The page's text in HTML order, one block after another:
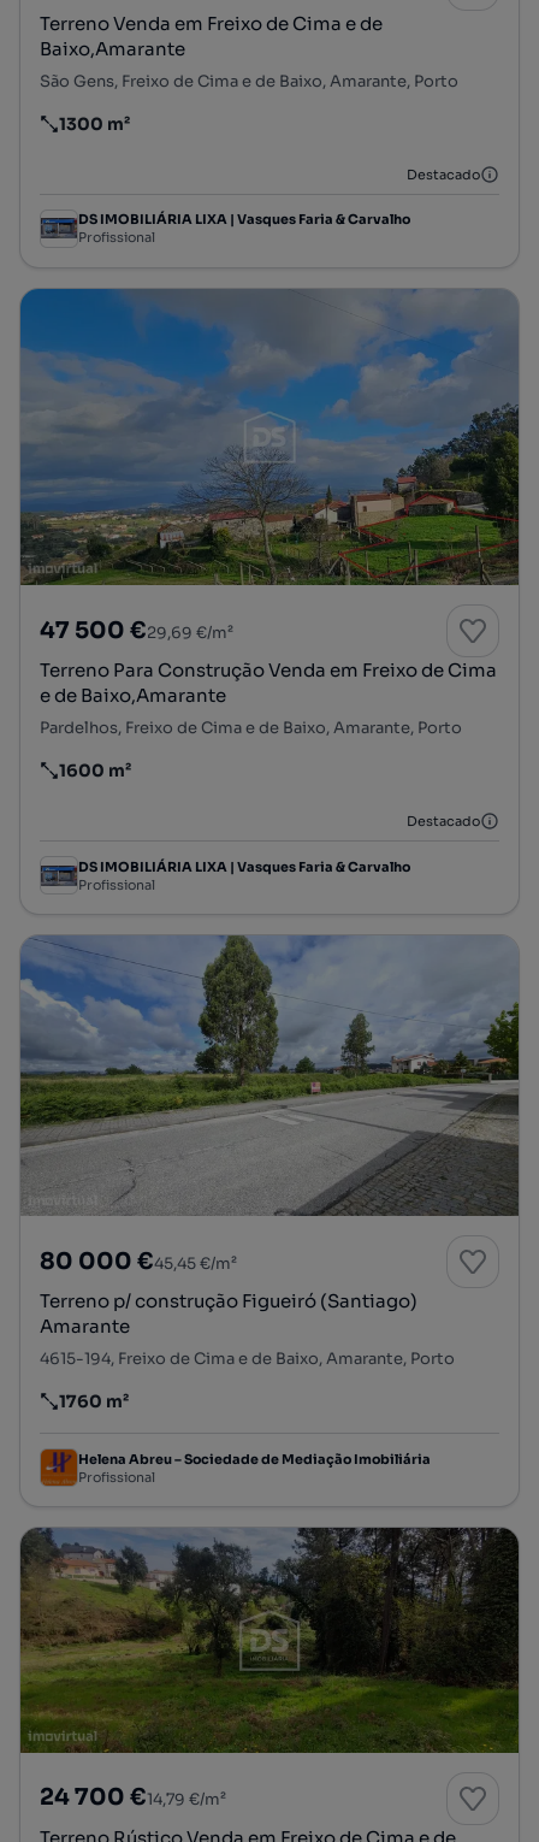
Terreno Venda em Freixo de Cima e de
Baixo,Amarante
São Gens, Freixo de Cima e de Baixo, Amarante, Porto
Preço por metro quadrado
1300 m²
Destacado
DS IMOBILIÁRIA LIXA | Vasques Faria & Carvalho
Profissional
47 500 €29,69 €/m²
Terreno Para Construção Venda em Freixo de Cima
e de Baixo,Amarante
Pardelhos, Freixo de Cima e de Baixo, Amarante, Porto
Preço por metro quadrado
1600 m²
Destacado
DS IMOBILIÁRIA LIXA | Vasques Faria & Carvalho
Profissional
80 000 €45,45 €/m²
Terreno p/ construção Figueiró (Santiago)
Amarante
4615-194, Freixo de Cima e de Baixo, Amarante, Porto
Preço por metro quadrado
1760 m²
Helena Abreu – Sociedade de Mediação Imobiliária
Profissional
24 700 €14,79 €/m²